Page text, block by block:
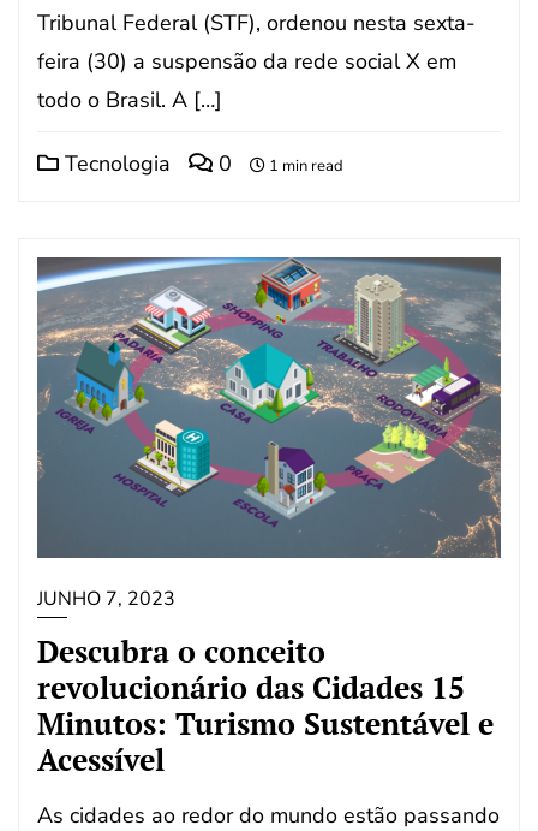
Tribunal Federal (STF), ordenou nesta sexta-
feira (30) a suspensão da rede social X em
todo o Brasil. A […]
Tecnologia 0 1 min read
JUNHO 7, 2023
Descubra o conceito
revolucionário das Cidades 15
Minutos: Turismo Sustentável e
Acessível
As cidades ao redor do mundo estão passando